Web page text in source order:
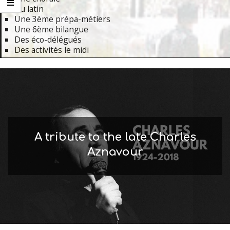
Du latin
Une 3ème prépa-métiers
Une 6ème bilangue
Des éco-délégués
Des activités le midi
A tribute to the late Charles
Aznavour